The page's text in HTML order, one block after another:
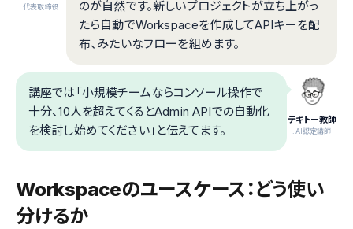
代表取締役
のが自然です。新しいプロジェクトが立ち上がっ
たら自動でWorkspaceを作成してAPIキーを配
布、みたいなフローを組めます。
テキトー教師
.AI認定講師
講座では「小規模チームならコンソール操作で
十分、10人を超えてくるとAdmin APIでの自動化
を検討し始めてください」と伝えてます。
Workspaceのユースケース：どう使い
分けるか